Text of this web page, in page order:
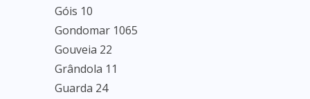
Góis 10
Gondomar 1065
Gouveia 22
Grândola 11
Guarda 24